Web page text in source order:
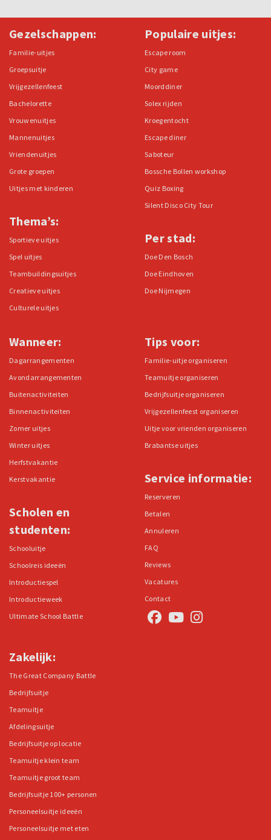
Gezelschappen:
Familie-uitjes
Groepsuitje
Vrijgezellenfeest
Bachelorette
Vrouwenuitjes
Mannenuitjes
Vriendenuitjes
Grote groepen
Uitjes met kinderen
Thema’s:
Sportieve uitjes
Spel uitjes
Teambuildingsuitjes
Creatieve uitjes
Culturele uitjes
Populaire uitjes:
Escape room
City game
Moorddiner
Solex rijden
Kroegentocht
Escape diner
Saboteur
Bossche Bollen workshop
Quiz Boxing
Silent Disco City Tour
Per stad:
Doe Den Bosch
Doe Eindhoven
Doe Nijmegen
Wanneer:
Dagarrangementen
Avondarrangementen
Buitenactiviteiten
Binnenactiviteiten
Zomer uitjes
Winter uitjes
Herfstvakantie
Kerstvakantie
Scholen en
studenten:
Schooluitje
Schoolreis ideeën
Introductiespel
Introductieweek
Ultimate School Battle
Tips voor:
Familie-uitje organiseren
Teamuitje organiseren
Bedrijfsuitje organiseren
Vrijgezellenfeest organiseren
Uitje voor vrienden organiseren
Brabantse uitjes
Service informatie:
Reserveren
Betalen
Annuleren
FAQ
Reviews
Vacatures
Contact
Zakelijk:
The Great Company Battle
Bedrijfsuitje
Teamuitje
Afdelingsuitje
Bedrijfsuitje op locatie
Teamuitje klein team
Teamuitje groot team
Bedrijfsuitje 100+ personen
Personeelsuitje ideeën
Personeelsuitje met eten